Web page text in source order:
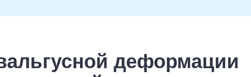
деформации